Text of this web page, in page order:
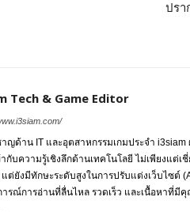
ปรา
Tech & Game Editor
าญด้าน IT และอุตสาหกรรมเกมประจำ
กับความรู้เชิงลึกด้านเทคโนโลยี ไม่เพียงแต่เ
แต่ยังมีทักษะระดับสูงในการปรับแต่งเว็บไซต์
ารณ์การอ่านที่ลื่นไหล รวดเร็ว และเนื้อหาที่มี